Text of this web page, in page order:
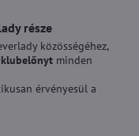
része
közösségéhez,
minden
érvényesül a